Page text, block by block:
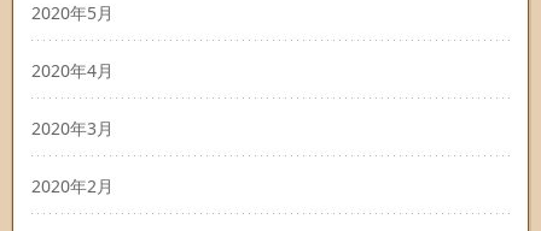
2020年5月
2020年4月
2020年3月
2020年2月